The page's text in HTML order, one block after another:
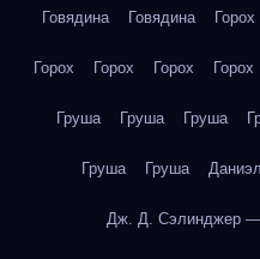
Говядина Говядина Горох
Горох Горох Горох Горох
Груша Груша Груша
Груша Груша
Дж. Д. Сэлинджер —